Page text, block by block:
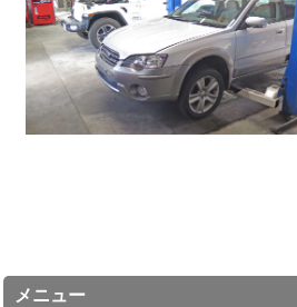
メニュー